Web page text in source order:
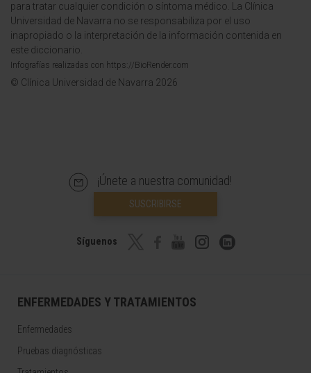
para tratar cualquier condición o síntoma médico. La Clínica
Universidad de Navarra no se responsabiliza por el uso
inapropiado o la interpretación de la información contenida en
este diccionario.
Infografías realizadas con https://BioRender.com
© Clínica Universidad de Navarra 2026
¡Únete a nuestra comunidad!
SUSCRIBIRSE
Síguenos
ENFERMEDADES Y TRATAMIENTOS
Enfermedades
Pruebas diagnósticas